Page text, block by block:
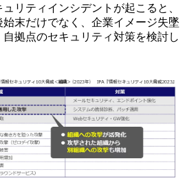
リティインシデントが起こると、
末だけでなく、企業イメージ失墜
拠点のセキュリティ対策を検討し